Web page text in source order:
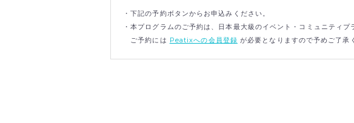
・下記の予約ボタンからお申込みください。
・本プログラムのご予約は、日本最大級のイベント・コミュニティ
ご予約には Peatixへの会員登録 が必要となりますので予めご了承